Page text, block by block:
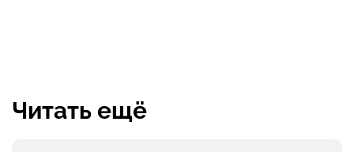
Читать ещё